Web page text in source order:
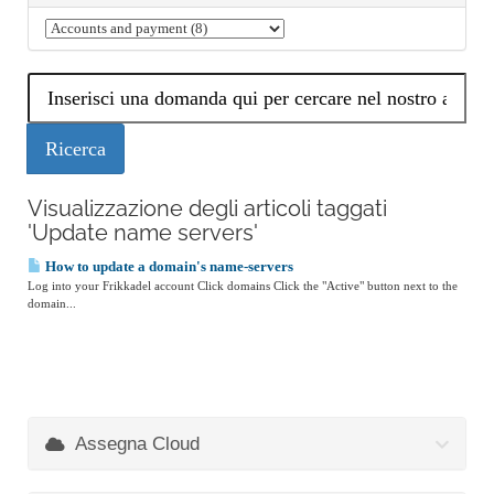
Visualizzazione degli articoli taggati
'Update name servers'
How to update a domain's name-servers
Log into your Frikkadel account Click domains Click the "Active" button next to the
domain...
Assegna Cloud